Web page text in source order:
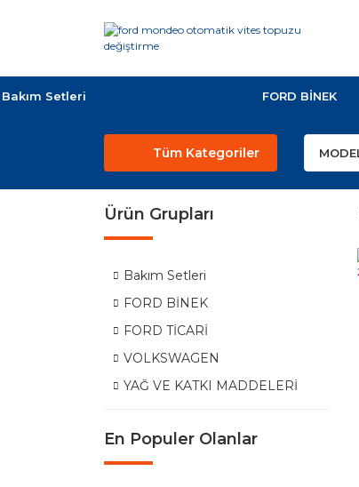
Bakım Setleri FORD BİNEK
Tüm Kategoriler
Ürün Grupları
Bakım Setleri
FORD BİNEK
FORD TİCARİ
VOLKSWAGEN
YAĞ VE KATKI MADDELERİ
En Populer Olanlar